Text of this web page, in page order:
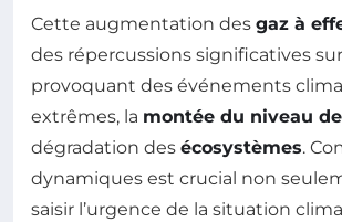
Cette augmentation des gaz à
des répercussions significatives
provoquant des événements
extrêmes, la montée du niveau
dégradation des écosystèmes.
dynamiques est crucial non
saisir l’urgence de la situation